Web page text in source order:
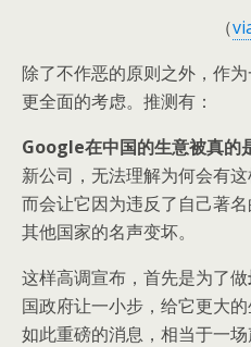
（
除了不作恶的原则之外，作
更全面的考虑。推测有：
Google在中国的生意被真的
新公司，无法理解为何会有
而会让它因为违反了自己著
其他国家的名声变坏。
这样高调宣布，首先是为了做
国政府让一小步，给它更大
如此重磅的消息，相当于一